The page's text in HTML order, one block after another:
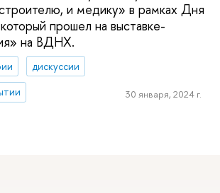
и медику» в рамках Дня
прошел на выставке-
на ВДНХ.
дискуссии
30 января, 2024 г.